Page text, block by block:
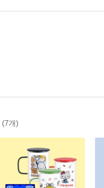
(7개)